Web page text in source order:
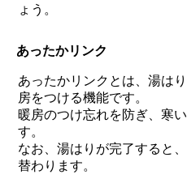
ょう。
あったかリンク
あったかリンクとは、湯は
房をつける機能です。
暖房のつけ忘れを防ぎ、寒
す。
なお、湯はりが完了すると
替わります。